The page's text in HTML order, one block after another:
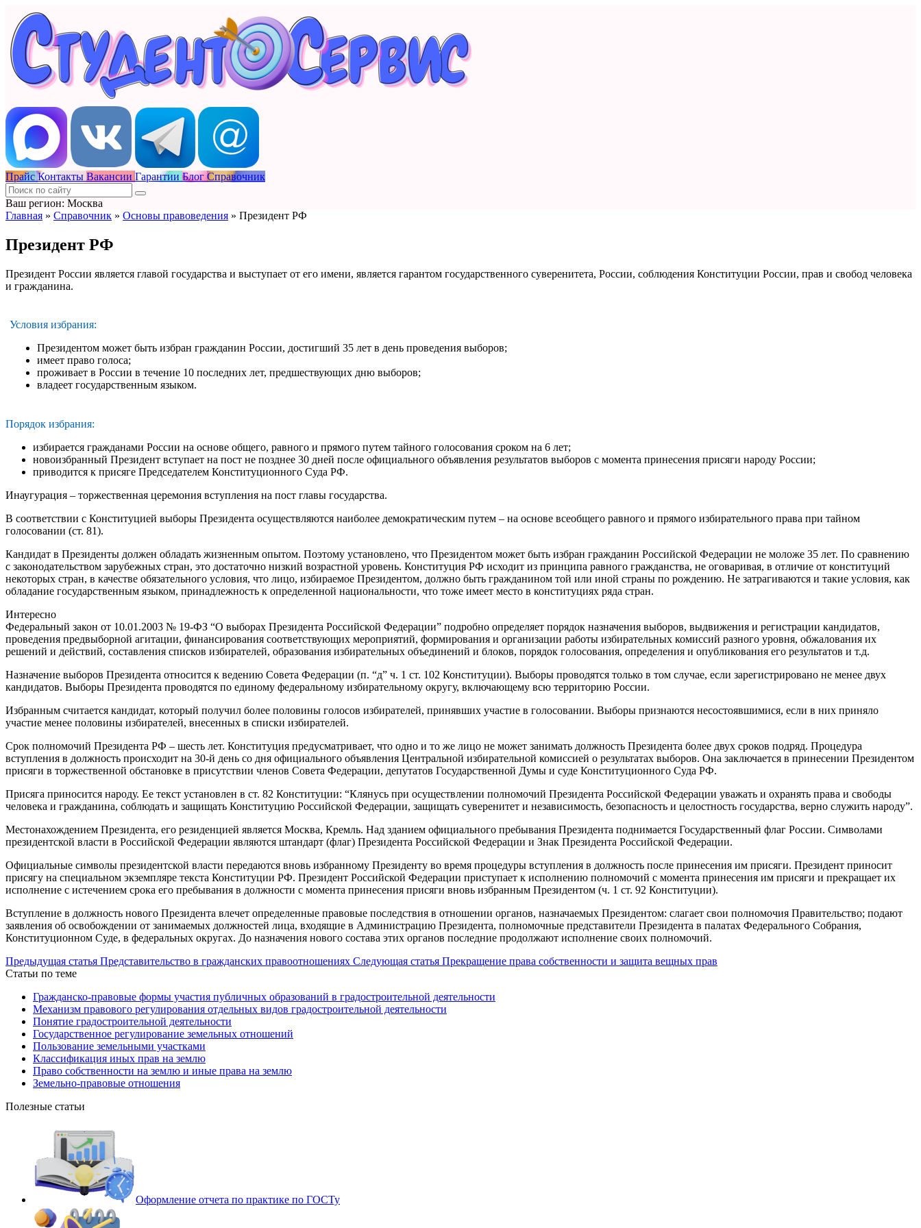
Прайс Контакты Вакансии Гарантии Блог Справочник
Ваш регион: Москва
Главная » Справочник » Основы правоведения » Президент РФ
Президент РФ
Президент России является главой государства и выступает от его имени, является гарантом государственного суверенитета, России, соблюдения Конституции России, прав и свобод человека
и гражданина.
Условия избрания:
Президентом может быть избран гражданин России, достигший 35 лет в день проведения выборов;
имеет право голоса;
проживает в России в течение 10 последних лет, предшествующих дню выборов;
владеет государственным языком.
Порядок избрания:
избирается гражданами России на основе общего, равного и прямого путем тайного голосования сроком на 6 лет;
новоизбранный Президент вступает на пост не позднее 30 дней после официального объявления результатов выборов с момента принесения присяги народу России;
приводится к присяге Председателем Конституционного Суда РФ.
Инаугурация – торжественная церемония вступления на пост главы государства.
В соответствии с Конституцией выборы Президента осуществляются наиболее демократическим путем – на основе всеобщего равного и прямого избирательного права при тайном
голосовании (ст. 81).
Кандидат в Президенты должен обладать жизненным опытом. Поэтому установлено, что Президентом может быть избран гражданин Российской Федерации не моложе 35 лет. По сравнению
с законодательством зарубежных стран, это достаточно низкий возрастной уровень. Конституция РФ исходит из принципа равного гражданства, не оговаривая, в отличие от конституций
некоторых стран, в качестве обязательного условия, что лицо, избираемое Президентом, должно быть гражданином той или иной страны по рождению. Не затрагиваются и такие условия, как
обладание государственным языком, принадлежность к определенной национальности, что тоже имеет место в конституциях ряда стран.
Интересно
Федеральный закон от 10.01.2003 № 19-ФЗ “О выборах Президента Российской Федерации” подробно определяет порядок назначения выборов, выдвижения и регистрации кандидатов,
проведения предвыборной агитации, финансирования соответствующих мероприятий, формирования и организации работы избирательных комиссий разного уровня, обжалования их
решений и действий, составления списков избирателей, образования избирательных объединений и блоков, порядок голосования, определения и опубликования его результатов и т.д.
Назначение выборов Президента относится к ведению Совета Федерации (п. “д” ч. 1 ст. 102 Конституции). Выборы проводятся только в том случае, если зарегистрировано не менее двух
кандидатов. Выборы Президента проводятся по единому федеральному избирательному округу, включающему всю территорию России.
Избранным считается кандидат, который получил более половины голосов избирателей, принявших участие в голосовании. Выборы признаются несостоявшимися, если в них приняло
участие менее половины избирателей, внесенных в списки избирателей.
Срок полномочий Президента РФ – шесть лет. Конституция предусматривает, что одно и то же лицо не может занимать должность Президента более двух сроков подряд. Процедура
вступления в должность происходит на 30-й день со дня официального объявления Центральной избирательной комиссией о результатах выборов. Она заключается в принесении Президентом
присяги в торжественной обстановке в присутствии членов Совета Федерации, депутатов Государственной Думы и суде Конституционного Суда РФ.
Присяга приносится народу. Ее текст установлен в ст. 82 Конституции: “Клянусь при осуществлении полномочий Президента Российской Федерации уважать и охранять права и свободы
человека и гражданина, соблюдать и защищать Конституцию Российской Федерации, защищать суверенитет и независимость, безопасность и целостность государства, верно служить народу”.
Местонахождением Президента, его резиденцией является Москва, Кремль. Над зданием официального пребывания Президента поднимается Государственный флаг России. Символами
президентской власти в Российской Федерации являются штандарт (флаг) Президента Российской Федерации и Знак Президента Российской Федерации.
Официальные символы президентской власти передаются вновь избранному Президенту во время процедуры вступления в должность после принесения им присяги. Президент приносит
присягу на специальном экземпляре текста Конституции РФ. Президент Российской Федерации приступает к исполнению полномочий с момента принесения им присяги и прекращает их
исполнение с истечением срока его пребывания в должности с момента принесения присяги вновь избранным Президентом (ч. 1 ст. 92 Конституции).
Вступление в должность нового Президента влечет определенные правовые последствия в отношении органов, назначаемых Президентом: слагает свои полномочия Правительство; подают
заявления об освобождении от занимаемых должностей лица, входящие в Администрацию Президента, полномочные представители Президента в палатах Федерального Собрания,
Конституционном Суде, в федеральных округах. До назначения нового состава этих органов последние продолжают исполнение своих полномочий.
Предыдущая статья Представительство в гражданских правоотношениях Следующая статья Прекращение права собственности и защита вещных прав
Статьи по теме
Гражданско-правовые формы участия публичных образований в градостроительной деятельности
Механизм правового регулирования отдельных видов градостроительной деятельности
Понятие градостроительной деятельности
Государственное регулирование земельных отношений
Пользование земельными участками
Классификация иных прав на землю
Право собственности на землю и иные права на землю
Земельно-правовые отношения
Полезные статьи
Оформление отчета по практике по ГОСТу